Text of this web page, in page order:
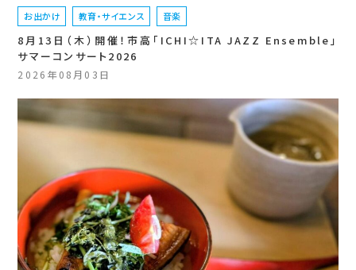
お出かけ 教育・サイエンス 音楽
8月13日（木）開催！市高「ICHI☆ITA JAZZ Ensemble」
サマーコンサート2026
2026年08月03日